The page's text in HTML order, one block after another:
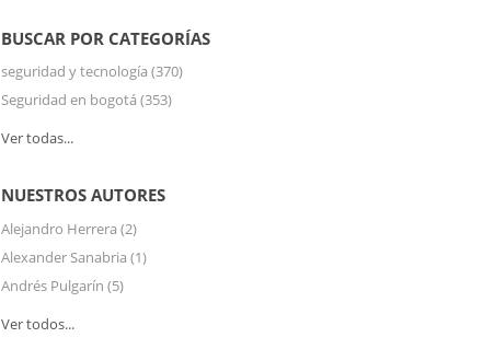
BUSCAR POR CATEGORÍAS
seguridad y tecnología (370)
Seguridad en bogotá (353)
Ver todas...
NUESTROS AUTORES
Alejandro Herrera (2)
Alexander Sanabria (1)
Andrés Pulgarín (5)
Ver todos...